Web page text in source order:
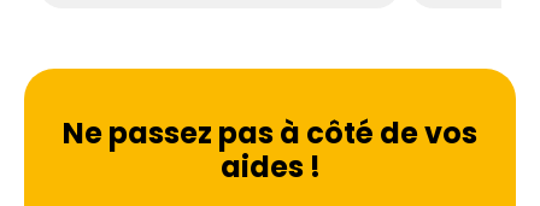
Ne passez pas à côté de vos
aides !